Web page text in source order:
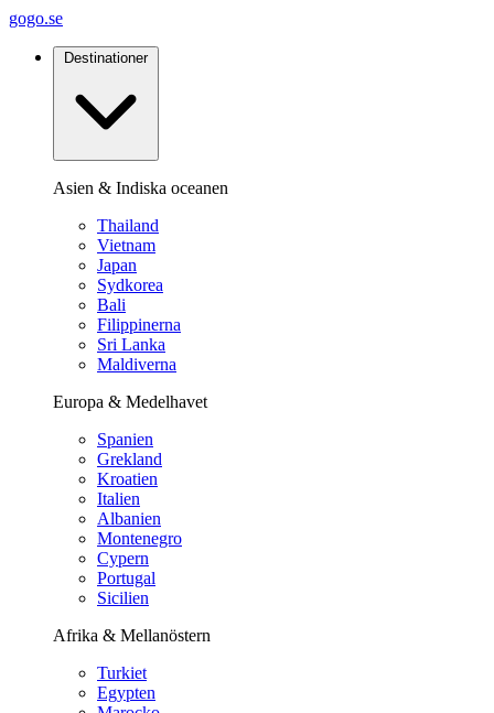
gogo.se
Destinationer
Asien & Indiska oceanen
Thailand
Vietnam
Japan
Sydkorea
Bali
Filippinerna
Sri Lanka
Maldiverna
Europa & Medelhavet
Spanien
Grekland
Kroatien
Italien
Albanien
Montenegro
Cypern
Portugal
Sicilien
Afrika & Mellanöstern
Turkiet
Egypten